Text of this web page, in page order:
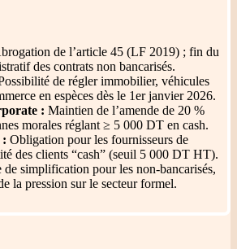
de l’article 45 (LF 2019) ; fin du
des contrats non bancarisés.
de régler immobilier, véhicules
en espèces dès le 1er janvier 2026.
: Maintien de l’amende de 20 %
morales réglant ≥ 5 000 DT en cash.
: Obligation pour les fournisseurs de
des clients “cash” (seuil 5 000 DT HT).
de simplification pour les non-bancarisés,
la pression sur le secteur formel.